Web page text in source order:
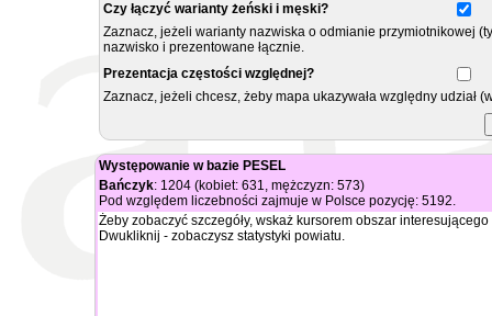
Czy łączyć warianty żeński i męski?
Zaznacz, jeżeli warianty nazwiska o odmianie przymiotnikowej
nazwisko i prezentowane łącznie.
Prezentacja częstości względnej?
Zaznacz, jeżeli chcesz, żeby mapa ukazywała względny
Występowanie w bazie PESEL
Bańczyk: 1204 (kobiet: 631, mężczyzn: 573)
Pod względem liczebności zajmuje w Polsce pozycję: 5192.
Żeby zobaczyć szczegóły, wskaż kursorem obszar
Dwukliknij - zobaczysz statystyki powiatu.